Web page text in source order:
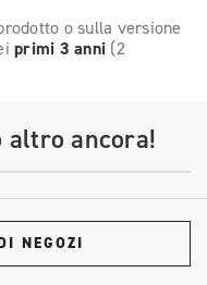
o sulla versione
primi 3 anni (2
altro ancora!
NEGOZI